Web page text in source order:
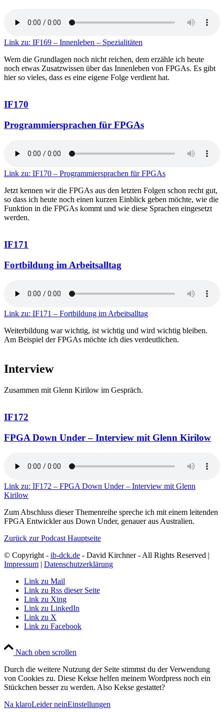
Link zu: IF169 – Innenleben – Spezialitäten
Wem die Grundlagen noch nicht reichen, dem erzähle ich heute
noch etwas Zusatzwissen über das Innenleben von FPGAs. Es gibt
hier so vieles, dass es eine eigene Folge verdient hat.
IF170
Programmiersprachen für FPGAs
Link zu: IF170 – Programmiersprachen für FPGAs
Jetzt kennen wir die FPGAs aus den letzten Folgen schon recht gut,
so dass ich heute noch einen kurzen Einblick geben möchte, wie die
Funktion in die FPGAs kommt und wie diese Sprachen eingesetzt
werden.
IF171
Fortbildung im Arbeitsalltag
Link zu: IF171 – Fortbildung im Arbeitsalltag
Weiterbildung war wichtig, ist wichtig und wird wichtig bleiben.
Am Beispiel der FPGAs möchte ich dies verdeutlichen.
Interview
Zusammen mit Glenn Kirilow im Gespräch.
IF172
FPGA Down Under – Interview mit Glenn Kirilow
Link zu: IF172 – FPGA Down Under – Interview mit Glenn
Kirilow
Zum Abschluss dieser Themenreihe spreche ich mit einem leitenden
FPGA Entwickler aus Down Under, genauer aus Australien.
Zurück zur Podcast Hauptseite
© Copyright - ib-dck.de - David Kirchner - All Rights Reserved |
Impressum | Datenschutzerklärung
Link zu Mail
Link zu Rss dieser Seite
Link zu Xing
Link zu LinkedIn
Link zu X
Link zu Facebook
Nach oben scrollen
Durch die weitere Nutzung der Seite stimmst du der Verwendung
von Cookies zu. Diese Kekse helfen meinem Wordpress noch ein
Stückchen besser zu werden. Also Kekse gestattet?
Na klaroLeider neinEinstellungen